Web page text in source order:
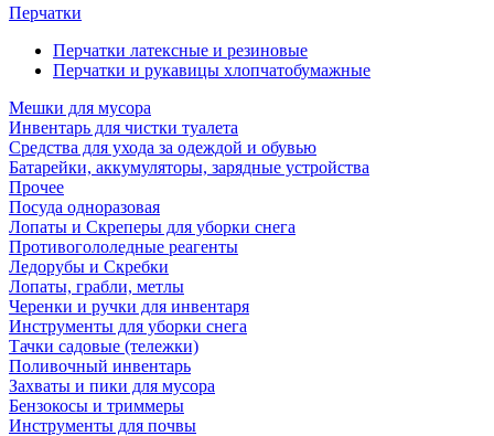
Перчатки
Перчатки латексные и резиновые
Перчатки и рукавицы хлопчатобумажные
Мешки для мусора
Инвентарь для чистки туалета
Средства для ухода за одеждой и обувью
Батарейки, аккумуляторы, зарядные устройства
Прочее
Посуда одноразовая
Лопаты и Скреперы для уборки снега
Противогололедные реагенты
Ледорубы и Скребки
Лопаты, грабли, метлы
Черенки и ручки для инвентаря
Инструменты для уборки снега
Тачки садовые (тележки)
Поливочный инвентарь
Захваты и пики для мусора
Бензокосы и триммеры
Инструменты для почвы